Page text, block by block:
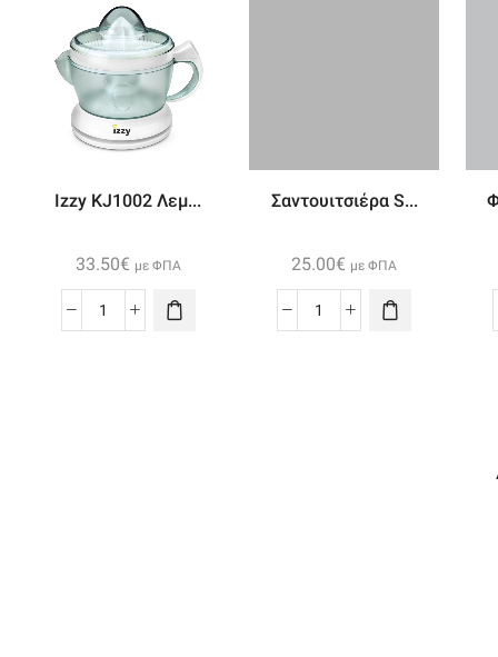
Izzy KJ1002 Λεμ...
33.50€ με ΦΠΑ
Izzy
Σαντουιτσιέρα S...
25.00€ με ΦΠΑ
Σαντουιτσιέρα